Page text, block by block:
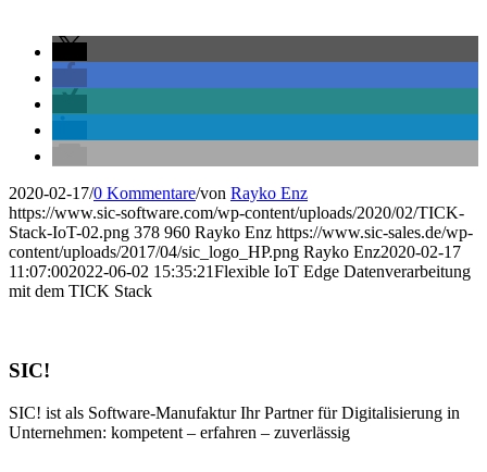
2020-02-17/0 Kommentare/von Rayko Enz
https://www.sic-software.com/wp-content/uploads/2020/02/TICK-
Stack-IoT-02.png 378 960 Rayko Enz https://www.sic-sales.de/wp-
content/uploads/2017/04/sic_logo_HP.png Rayko Enz2020-02-17
11:07:002022-06-02 15:35:21Flexible IoT Edge Datenverarbeitung
mit dem TICK Stack
SIC!
SIC! ist als Software-Manufaktur Ihr Partner für Digitalisierung in
Unternehmen: kompetent – erfahren – zuverlässig